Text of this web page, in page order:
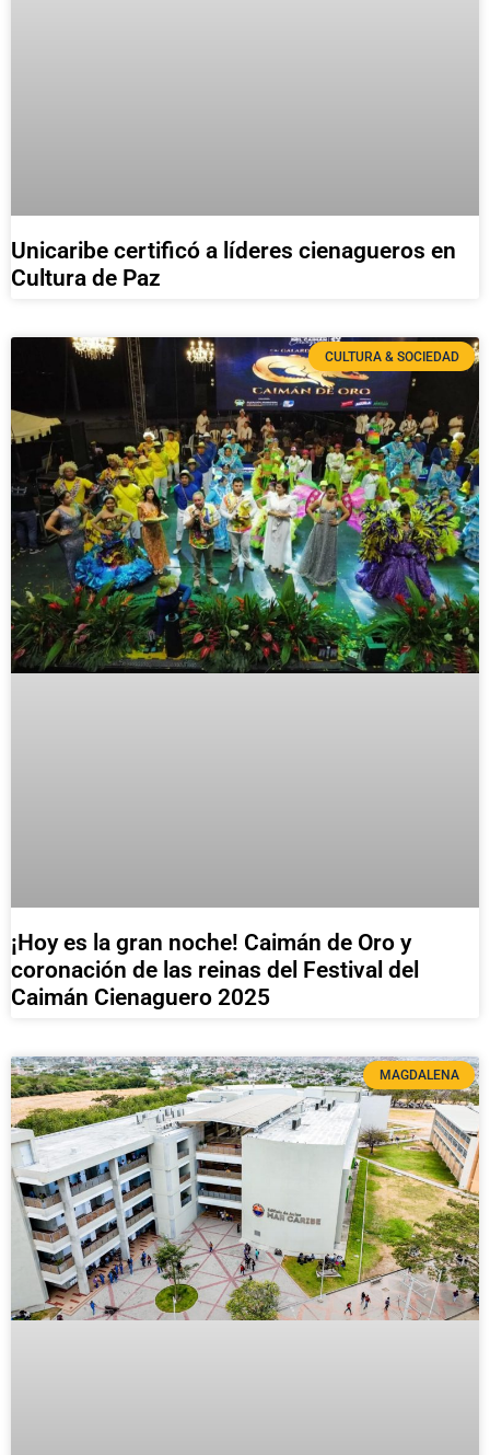
Unicaribe certificó a líderes cienagueros en
Cultura de Paz
CULTURA & SOCIEDAD
¡Hoy es la gran noche! Caimán de Oro y
coronación de las reinas del Festival del
Caimán Cienaguero 2025
MAGDALENA